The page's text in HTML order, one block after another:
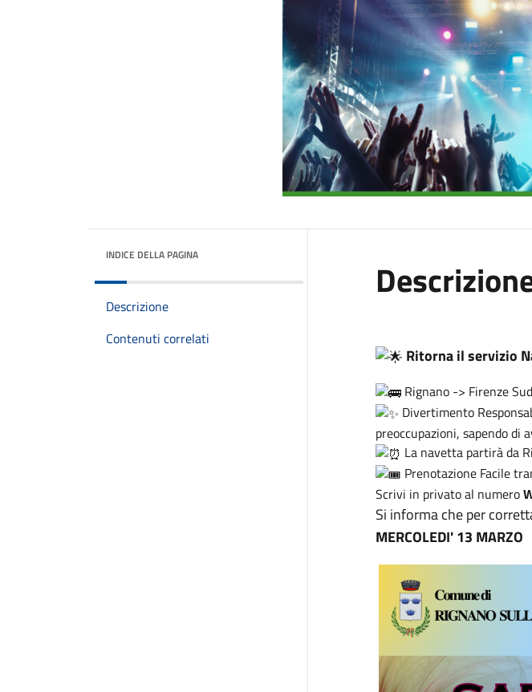
INDICE DELLA PAGINA
Descrizione
Contenuti correlati
Ritorna il servizio
Rignano -> Firenze
Divertimento
preoccupazioni, sapendo di
La navetta partirà da
Prenotazione Facile
Scrivi in privato al numero
Si informa che per
MERCOLEDI' 13 MARZO